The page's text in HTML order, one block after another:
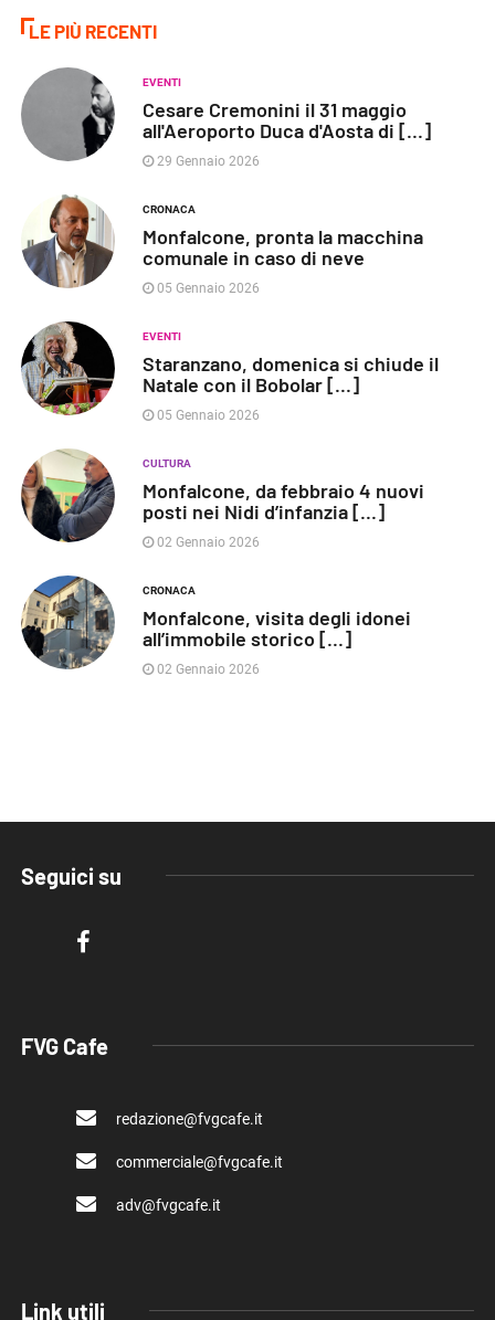
LE PIÙ RECENTI
EVENTI
Cesare Cremonini il 31 maggio
all'Aeroporto Duca d'Aosta di [...]
29 Gennaio 2026
CRONACA
Monfalcone, pronta la macchina
comunale in caso di neve
05 Gennaio 2026
EVENTI
Staranzano, domenica si chiude il
Natale con il Bobolar [...]
05 Gennaio 2026
CULTURA
Monfalcone, da febbraio 4 nuovi
posti nei Nidi d’infanzia [...]
02 Gennaio 2026
CRONACA
Monfalcone, visita degli idonei
all’immobile storico [...]
02 Gennaio 2026
Seguici su
FVG Cafe
redazione@fvgcafe.it
commerciale@fvgcafe.it
adv@fvgcafe.it
Link utili